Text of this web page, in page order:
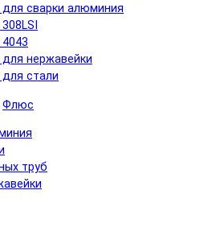
сварки алюминия
нержавейки
стали
Флюс
труб